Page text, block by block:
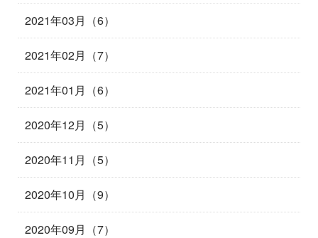
2021年03月（6）
2021年02月（7）
2021年01月（6）
2020年12月（5）
2020年11月（5）
2020年10月（9）
2020年09月（7）